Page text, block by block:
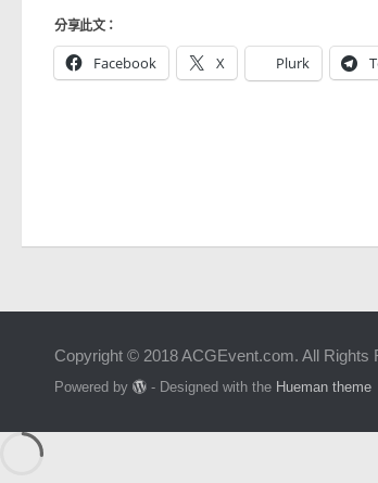
分享此文：
Facebook X Plurk
Copyright © 2018 ACGEvent.com. All Rights
Powered by - Designed with the Hueman theme